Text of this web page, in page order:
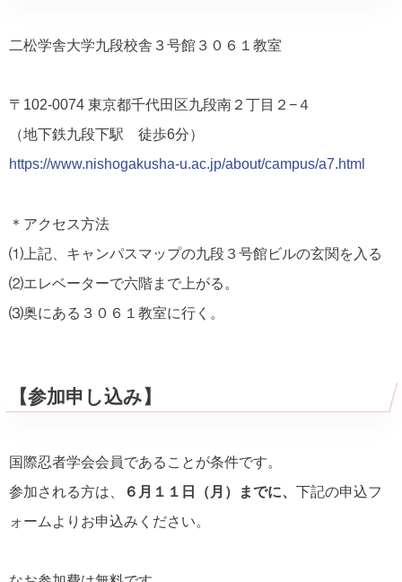
二松学舎大学九段校舎３号館３０６１教室
〒102-0074 東京都千代田区九段南２丁目２−４
（地下鉄九段下駅 徒歩6分）
https://www.nishogakusha-u.ac.jp/about/campus/a7.html
＊アクセス方法
⑴上記、キャンパスマップの九段３号館ビルの玄関を入る
⑵エレベーターで六階まで上がる。
⑶奥にある３０６１教室に行く。
【参加申し込み】
国際忍者学会会員であることが条件です。
参加される方は、
６月１１日（月）までに、 下記の申込フ
ォームよりお申込みください。